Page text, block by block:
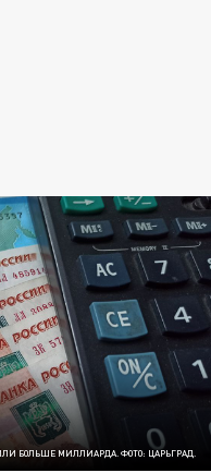
БОЛЬШЕ МИЛЛИАРДА. ФОТО: ЦАРЬГРАД.